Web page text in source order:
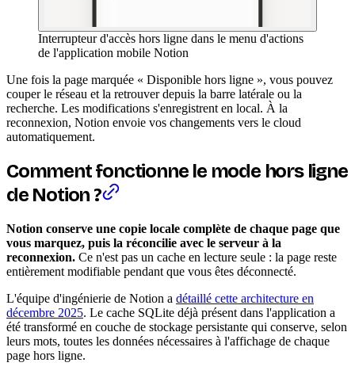
Interrupteur d'accès hors ligne dans le menu d'actions
de l'application mobile Notion
Une fois la page marquée « Disponible hors ligne », vous pouvez
couper le réseau et la retrouver depuis la barre latérale ou la
recherche. Les modifications s'enregistrent en local. À la
reconnexion, Notion envoie vos changements vers le cloud
automatiquement.
Comment fonctionne le mode hors ligne
de Notion ?
Notion conserve une copie locale complète de chaque page que
vous marquez, puis la réconcilie avec le serveur à la
reconnexion. Ce n'est pas un cache en lecture seule : la page reste
entièrement modifiable pendant que vous êtes déconnecté.
L'équipe d'ingénierie de Notion a détaillé cette architecture en
décembre 2025. Le cache SQLite déjà présent dans l'application a
été transformé en couche de stockage persistante qui conserve, selon
leurs mots, toutes les données nécessaires à l'affichage de chaque
page hors ligne.